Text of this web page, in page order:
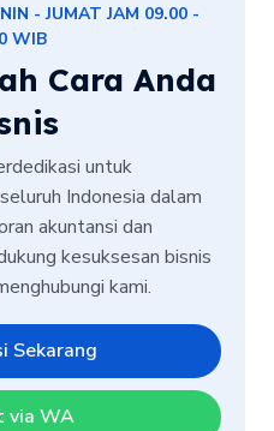
- JUMAT JAM 09.00 -
WIB
Cara Anda
untuk
Indonesia dalam
akuntansi dan
kesuksesan bisnis
kami.
Sekarang
via WA